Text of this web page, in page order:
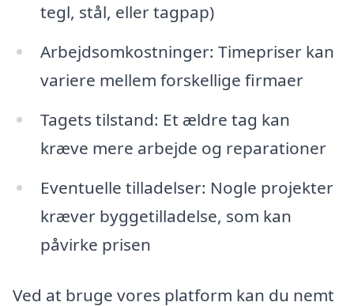
tegl, stål, eller tagpap)
Arbejdsomkostninger: Timepriser kan
variere mellem forskellige firmaer
Tagets tilstand: Et ældre tag kan
kræve mere arbejde og reparationer
Eventuelle tilladelser: Nogle projekter
kræver byggetilladelse, som kan
påvirke prisen
Ved at bruge vores platform kan du nemt